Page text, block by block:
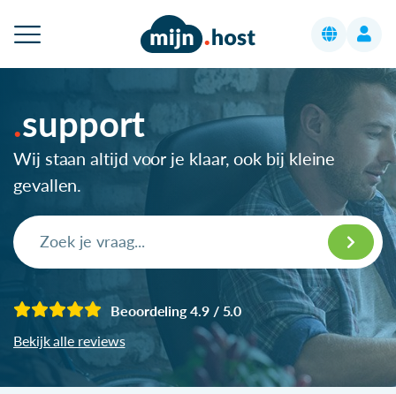
support
Wij staan altijd voor je klaar, ook bij kleine
gevallen.
Beoordeling 4.9 / 5.0
Bekijk alle reviews